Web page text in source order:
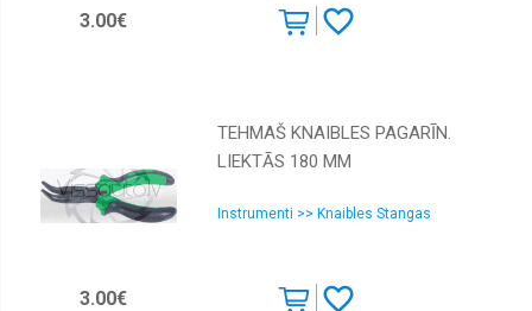
3.00€
TEHMAŠ KNAIBLES PAGARĪN.
LIEKTĀS 180 MM
Instrumenti >> Knaibles Stangas
3.00€